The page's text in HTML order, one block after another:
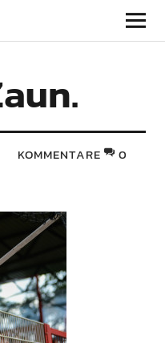
KOMMENTARE 0